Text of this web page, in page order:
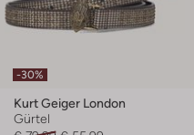
-30%
Kurt Geiger London
Gürtel